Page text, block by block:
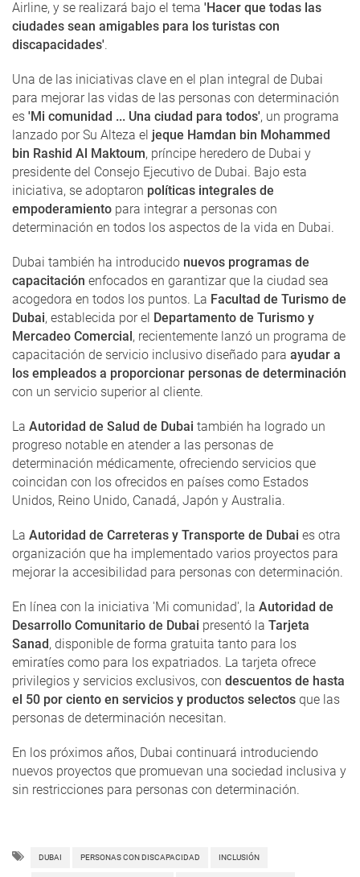
Airline, y se realizará bajo el tema 'Hacer que todas las
ciudades sean amigables para los turistas con
discapacidades'.
Una de las iniciativas clave en el plan integral de Dubai
para mejorar las vidas de las personas con determinación
es 'Mi comunidad ... Una ciudad para todos', un programa
lanzado por Su Alteza el jeque Hamdan bin Mohammed
bin Rashid Al Maktoum, príncipe heredero de Dubai y
presidente del Consejo Ejecutivo de Dubai. Bajo esta
iniciativa, se adoptaron políticas integrales de
empoderamiento para integrar a personas con
determinación en todos los aspectos de la vida en Dubai.
Dubai también ha introducido nuevos programas de
capacitación enfocados en garantizar que la ciudad sea
acogedora en todos los puntos. La Facultad de Turismo de
Dubai, establecida por el Departamento de Turismo y
Mercadeo Comercial, recientemente lanzó un programa de
capacitación de servicio inclusivo diseñado para ayudar a
los empleados a proporcionar personas de determinación
con un servicio superior al cliente.
La Autoridad de Salud de Dubai también ha logrado un
progreso notable en atender a las personas de
determinación médicamente, ofreciendo servicios que
coincidan con los ofrecidos en países como Estados
Unidos, Reino Unido, Canadá, Japón y Australia.
La Autoridad de Carreteras y Transporte de Dubai es otra
organización que ha implementado varios proyectos para
mejorar la accesibilidad para personas con determinación.
En línea con la iniciativa 'Mi comunidad', la Autoridad de
Desarrollo Comunitario de Dubai presentó la Tarjeta
Sanad, disponible de forma gratuita tanto para los
emiratíes como para los expatriados. La tarjeta ofrece
privilegios y servicios exclusivos, con descuentos de hasta
el 50 por ciento en servicios y productos selectos que las
personas de determinación necesitan.
En los próximos años, Dubai continuará introduciendo
nuevos proyectos que promuevan una sociedad inclusiva y
sin restricciones para personas con determinación.
DUBAI PERSONAS CON DISCAPACIDAD INCLUSIÓN